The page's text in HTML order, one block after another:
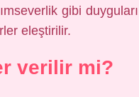
gibi duyguları
eleştirilir.
verilir mi?